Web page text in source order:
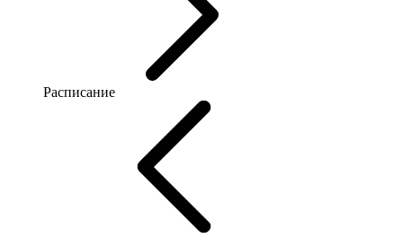
Расписание